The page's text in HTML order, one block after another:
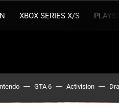
XBOX SERIES X/S
GTA 6 Activision